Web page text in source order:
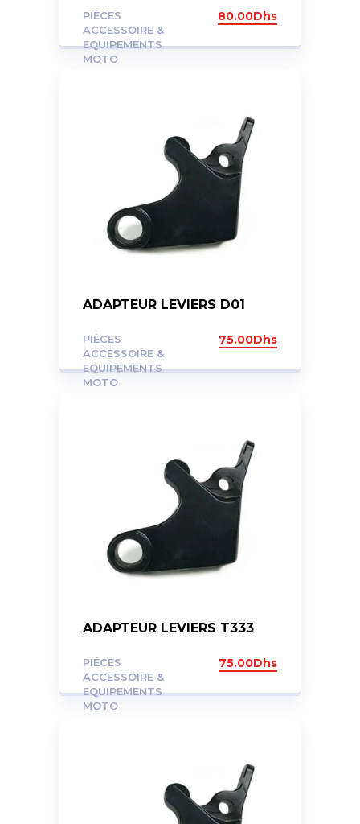
PIÈCES
ACCESSOIRE &
EQUIPEMENTS
MOTO
80.00Dhs
ADAPTEUR LEVIERS D01
PIÈCES
ACCESSOIRE &
EQUIPEMENTS
MOTO
75.00Dhs
ADAPTEUR LEVIERS T333
PIÈCES
ACCESSOIRE &
EQUIPEMENTS
MOTO
75.00Dhs